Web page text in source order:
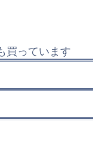
買っています